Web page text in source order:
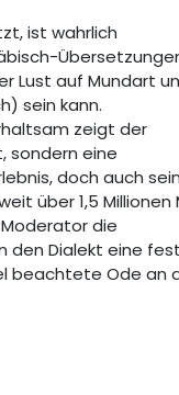
ist wahrlich
Lust auf Mundart
sein kann.
zeigt der
sondern eine
doch auch
über 1,5 Millionen
die
den Dialekt eine
beachtete Ode an